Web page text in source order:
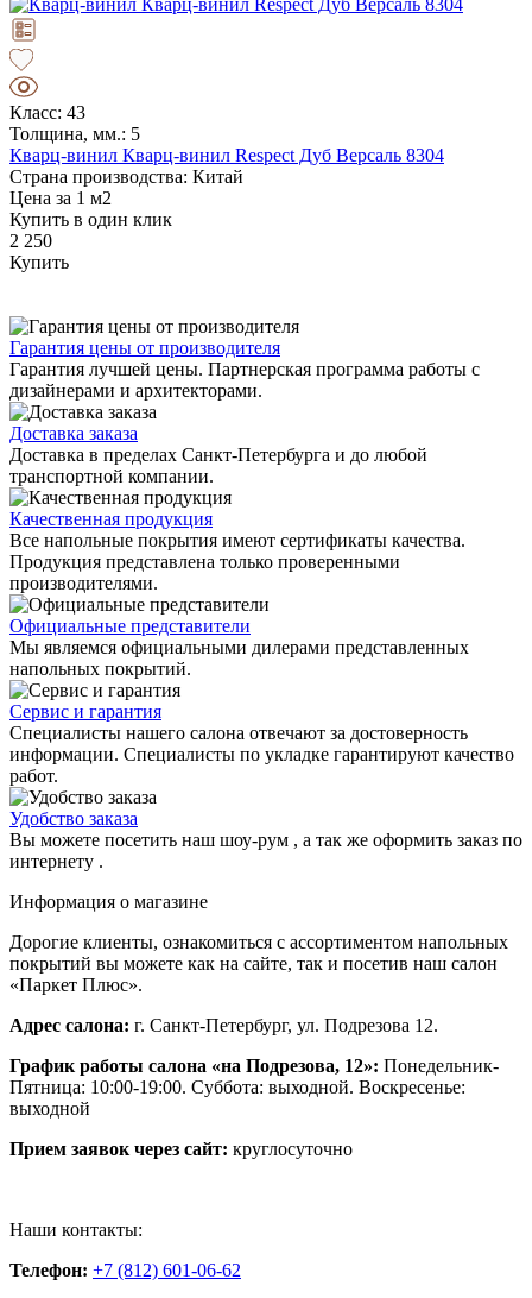
Класс: 43
Толщина, мм.: 5
Кварц-винил Кварц-винил Respect Дуб Версаль 8304
Страна производства: Китай
Цена за 1 м2
Купить в один клик
2 250
Купить
Гарантия цены от производителя
Гарантия лучшей цены. Партнерская программа работы с
дизайнерами и архитекторами.
Доставка заказа
Доставка в пределах Санкт-Петербурга и до любой
транспортной компании.
Качественная продукция
Все напольные покрытия имеют сертификаты качества.
Продукция представлена только проверенными
производителями.
Официальные представители
Мы являемся официальными дилерами представленных
напольных покрытий.
Сервис и гарантия
Специалисты нашего салона отвечают за достоверность
информации. Специалисты по укладке гарантируют качество
работ.
Удобство заказа
Вы можете посетить наш шоу-рум , а так же оформить заказ по
интернету .
Информация о магазине
Дорогие клиенты, ознакомиться с ассортиментом напольных
покрытий вы можете как на сайте, так и посетив наш салон
«Паркет Плюс».
Адрес салона: г. Санкт-Петербург, ул. Подрезова 12.
График работы салона «на Подрезова, 12»: Понедельник-
Пятница: 10:00-19:00. Суббота: выходной. Воскресенье:
выходной
Прием заявок через сайт: круглосуточно
Наши контакты:
Телефон: +7 (812) 601-06-62